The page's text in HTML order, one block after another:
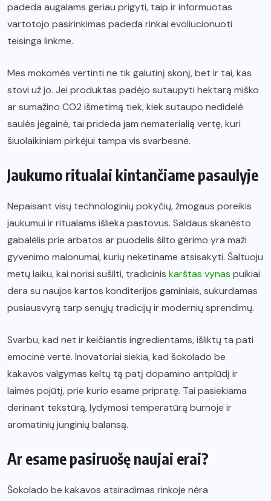
padeda augalams geriau prigyti, taip ir informuotas
vartotojo pasirinkimas padeda rinkai evoliucionuoti
teisinga linkme.
Mes mokomės vertinti ne tik galutinį skonį, bet ir tai, kas
stovi už jo. Jei produktas padėjo sutaupyti hektarą miško
ar sumažino CO2 išmetimą tiek, kiek sutaupo nedidelė
saulės jėgainė, tai prideda jam nematerialią vertę, kuri
šiuolaikiniam pirkėjui tampa vis svarbesnė.
Jaukumo ritualai kintančiame pasaulyje
Nepaisant visų technologinių pokyčių, žmogaus poreikis
jaukumui ir ritualams išlieka pastovus. Saldaus skanėsto
gabalėlis prie arbatos ar puodelis šilto gėrimo yra maži
gyvenimo malonumai, kurių neketiname atsisakyti. Šaltuoju
metų laiku, kai norisi sušilti, tradicinis karštas vynas puikiai
dera su naujos kartos konditerijos gaminiais, sukurdamas
pusiausvyrą tarp senųjų tradicijų ir modernių sprendimų.
Svarbu, kad net ir keičiantis ingredientams, išliktų ta pati
emocinė vertė. Inovatoriai siekia, kad šokolado be
kakavos valgymas keltų tą patį dopamino antplūdį ir
laimės pojūtį, prie kurio esame pripratę. Tai pasiekiama
derinant tekstūrą, lydymosi temperatūrą burnoje ir
aromatinių junginių balansą.
Ar esame pasiruošę naujai erai?
Šokolado be kakavos atsiradimas rinkoje nėra